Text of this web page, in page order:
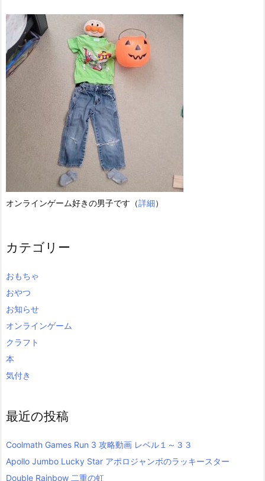
オンラインゲーム好きの男子です（詳細）
カテゴリー
おもちゃ
おやつ
お知らせ
オンラインゲーム
クラフト
本
気付き
最近の投稿
Coolmath Games Run 3 攻略動画 レベル１～３３
Apollo Jumbo Lucky Star アポロジャンボのラッキースター
Double Rainbow 二重の虹